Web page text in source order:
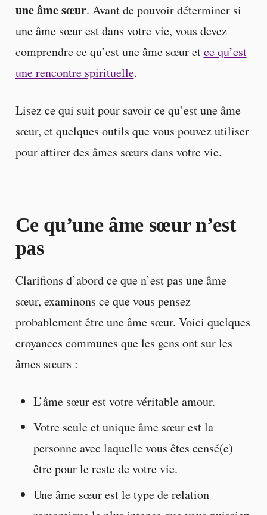
une âme sœur. Avant de pouvoir déterminer si
une âme sœur est dans votre vie, vous devez
comprendre ce qu’est une âme sœur etce qu’est
une rencontre spirituelle.
Lisez ce qui suit pour savoir ce qu’est une âme
sœur, et quelques outils que vous pouvez utiliser
pour attirer des âmes sœurs dans votre vie.
Ce qu’une âme sœur n’est
pas
Clarifions d’abord ce que n’est pas une âme
sœur, examinons ce que vous pensez
probablement être une âme sœur. Voici quelques
croyances communes que les gens ont sur les
âmes sœurs :
L’âme sœur est votre véritable amour.
Votre seule et unique âme sœur est la
personne avec laquelle vous êtes censé(e)
être pour le reste de votre vie.
Une âme sœur est le type de relation